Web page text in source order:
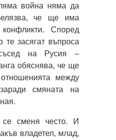
война няма да
че ще има
Според
те засягат въпроса
на Русия –
обяснява, че ще
между
смяната на
сменя често. И
владетел, млад,